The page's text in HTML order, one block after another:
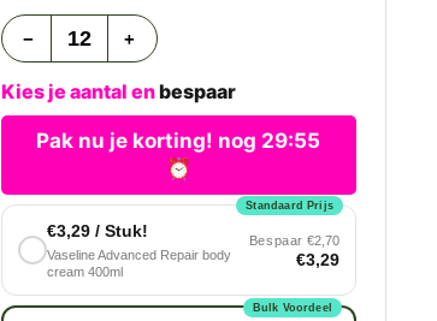
− +
Kies je aantal enbespaar
Pak nu je korting! nog 29:54
⏰
Standaard Prijs
€3,29 / Stuk!
Vaseline Advanced Repair body
cream 400ml
Bespaar €2,70
€3,29
Bulk Voordeel